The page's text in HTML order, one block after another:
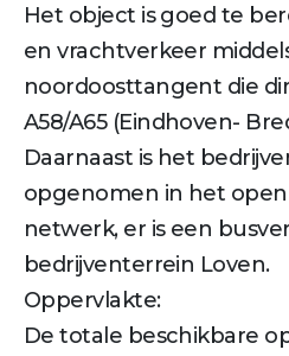
Het object is goed te
en vrachtverkeer
noordoosttangent die
A58/A65 (Eindhoven-
Daarnaast is het
opgenomen in het
netwerk, er is een
bedrijventerrein Loven.
Oppervlakte:
De totale beschikbare